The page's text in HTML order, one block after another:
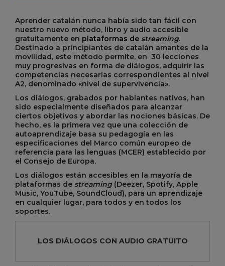
Aprender catalán nunca había sido tan fácil con
nuestro nuevo método, libro y audio accesible
gratuitamente en plataformas de streaming.
Destinado a principiantes de catalán amantes de la
movilidad, este método permite, en 30 lecciones
muy progresivas en forma de diálogos, adquirir las
competencias necesarias correspondientes al nivel
A2, denominado «nivel de supervivencia».
Los diálogos, grabados por hablantes nativos, han
sido especialmente diseñados para alcanzar
ciertos objetivos y abordar las nociones básicas. De
hecho, es la primera vez que una colección de
autoaprendizaje basa su pedagogía en las
especificaciones del Marco común europeo de
referencia para las lenguas (MCER) establecido por
el Consejo de Europa.
Los diálogos están accesibles en la mayoría de
plataformas de streaming (Deezer, Spotify, Apple
Music, YouTube, SoundCloud), para un aprendizaje
en cualquier lugar, para todos y en todos los
soportes.
LOS DIÁLOGOS CON AUDIO GRATUITO